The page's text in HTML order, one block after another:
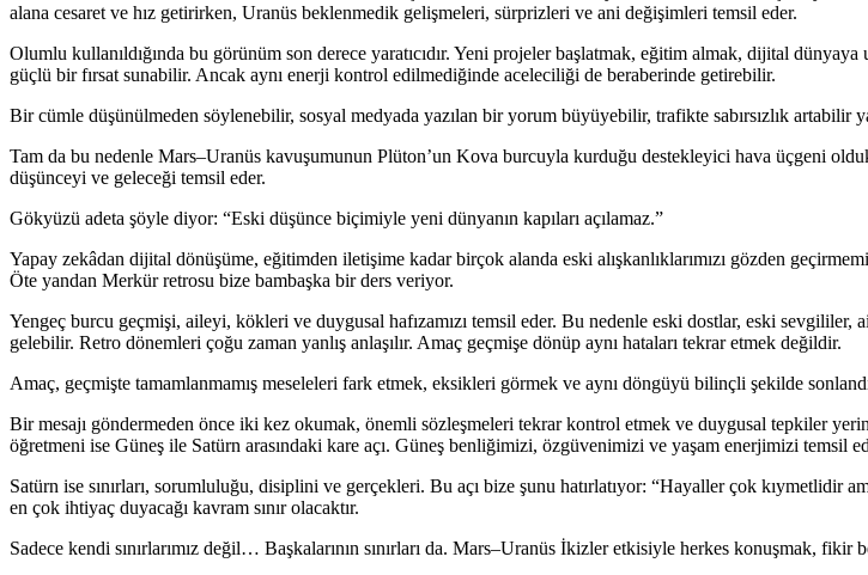
alana cesaret ve hız getirirken, Uranüs beklenmedik gelişmeleri, sürprizleri ve ani değişimleri temsil eder.
Olumlu kullanıldığında bu görünüm son derece yaratıcıdır. Yeni projeler başlatmak, eğitim almak, dijital
güçlü bir fırsat sunabilir. Ancak aynı enerji kontrol edilmediğinde aceleciliği de beraberinde getirebilir.
Bir cümle düşünülmeden söylenebilir, sosyal medyada yazılan bir yorum büyüyebilir, trafikte sabırsızlık artabilir
Tam da bu nedenle Mars–Uranüs kavuşumunun Plüton’un Kova burcuyla kurduğu destekleyici hava üçgeni
düşünceyi ve geleceği temsil eder.
Gökyüzü adeta şöyle diyor: “Eski düşünce biçimiyle yeni dünyanın kapıları açılamaz.”
Yapay zekâdan dijital dönüşüme, eğitimden iletişime kadar birçok alanda eski alışkanlıklarımızı gözden
Öte yandan Merkür retrosu bize bambaşka bir ders veriyor.
Yengeç burcu geçmişi, aileyi, kökleri ve duygusal hafızamızı temsil eder. Bu nedenle eski dostlar, eski
gelebilir. Retro dönemleri çoğu zaman yanlış anlaşılır. Amaç geçmişe dönüp aynı hataları tekrar etmek değildir.
Amaç, geçmişte tamamlanmamış meseleleri fark etmek, eksikleri görmek ve aynı döngüyü bilinçli şekilde
Bir mesajı göndermeden önce iki kez okumak, önemli sözleşmeleri tekrar kontrol etmek ve duygusal tepkiler
öğretmeni ise Güneş ile Satürn arasındaki kare açı. Güneş benliğimizi, özgüvenimizi ve yaşam enerjimizi temsil
Satürn ise sınırları, sorumluluğu, disiplini ve gerçekleri. Bu açı bize şunu hatırlatıyor: “Hayaller çok
en çok ihtiyaç duyacağı kavram sınır olacaktır.
Sadece kendi sınırlarımız değil… Başkalarının sınırları da. Mars–Uranüs İkizler etkisiyle herkes konuşmak,